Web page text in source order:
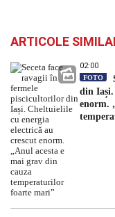
ARTICOLE
02:00
FOTO
din Iași.
enorm.